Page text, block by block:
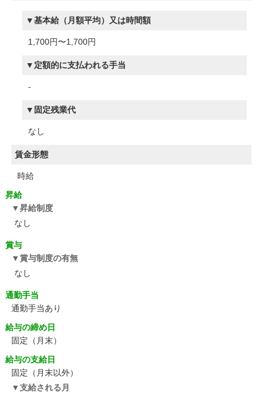
基本給（月額平均）又は時間額
1,700円〜1,700円
定額的に支払われる手当
-
固定残業代
なし
賃金形態
時給
昇給
昇給制度
なし
賞与
賞与制度の有無
なし
通勤手当
通勤手当あり
給与の締め日
固定（月末）
給与の支給日
固定（月末以外）
支給される月